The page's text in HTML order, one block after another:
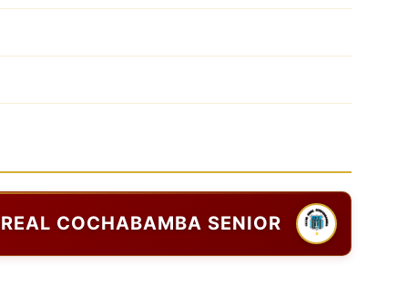
REAL COCHABAMBA SENIOR